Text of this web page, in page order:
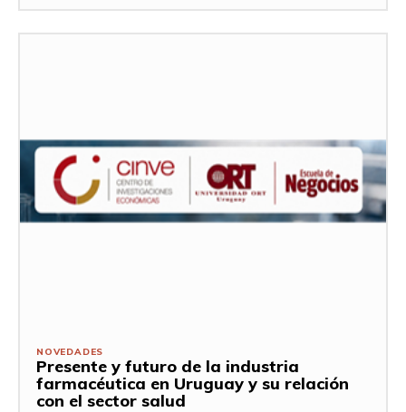
NOVEDADES
Presente y futuro de la industria
farmacéutica en Uruguay y su relación
con el sector salud